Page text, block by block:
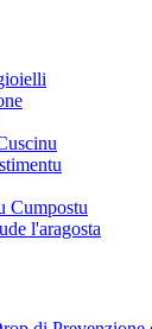
Cumpostu
l'aragosta